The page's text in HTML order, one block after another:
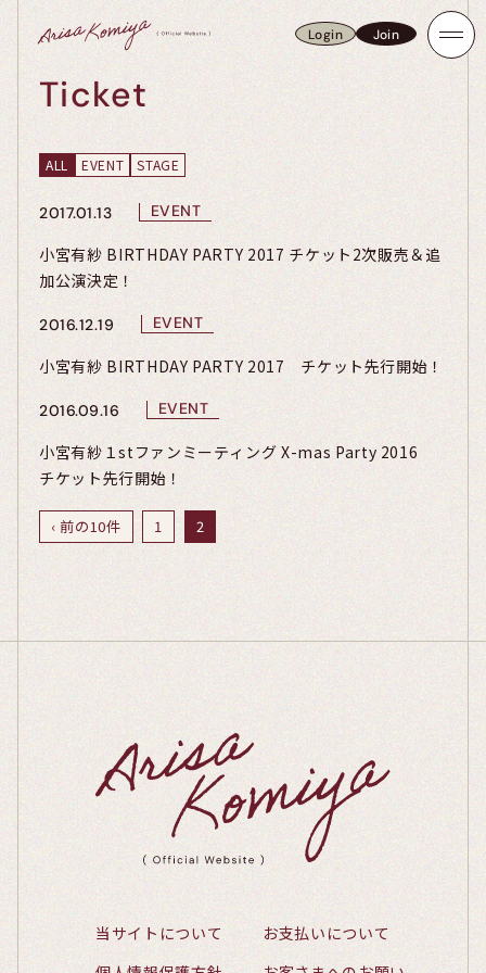
Login
Join
Ticket
ALL EVENT STAGE
2017.01.13 EVENT
小宮有紗 BIRTHDAY PARTY 2017 チケット2次販売＆追
加公演決定！
2016.12.19 EVENT
小宮有紗 BIRTHDAY PARTY 2017 チケット先行開始！
2016.09.16 EVENT
小宮有紗１stファンミーティング X-mas Party 2016
チケット先行開始！
‹ 前の10件 1 2
当サイトについて
お支払いについて